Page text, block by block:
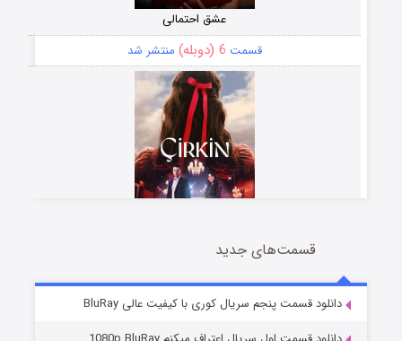
عشق احتمالی
قسمت 6 (دوبله) منتشر شد
سریال زشت
قسمت5 (زیرنویس) منتشر شد
قسمت‌های جدید
دانلود قسمت پنجم سریال کوری با کیفیت عالی BluRay